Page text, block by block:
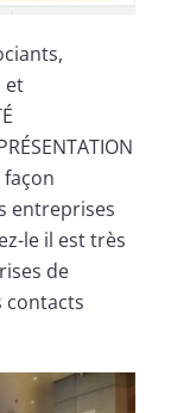
et
façon
entreprises
le il est très
de
contacts